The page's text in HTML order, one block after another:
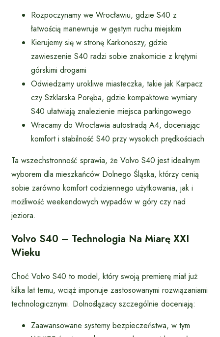
Rozpoczynamy we Wrocławiu, gdzie S40 z
łatwością manewruje w gęstym ruchu miejskim
Kierujemy się w stronę Karkonoszy, gdzie
zawieszenie S40 radzi sobie znakomicie z krętymi
górskimi drogami
Odwiedzamy urokliwe miasteczka, takie jak Karpacz
czy Szklarska Poręba, gdzie kompaktowe wymiary
S40 ułatwiają znalezienie miejsca parkingowego
Wracamy do Wrocławia autostradą A4, doceniając
komfort i stabilność S40 przy wysokich prędkościach
Ta wszechstronność sprawia, że Volvo S40 jest idealnym
wyborem dla mieszkańców Dolnego Śląska, którzy cenią
sobie zarówno komfort codziennego użytkowania, jak i
możliwość weekendowych wypadów w góry czy nad
jeziora.
Volvo S40 – Technologia Na Miarę XXI
Wieku
Choć Volvo S40 to model, który swoją premierę miał już
kilka lat temu, wciąż imponuje zastosowanymi rozwiązaniami
technologicznymi. Dolnoślązacy szczególnie doceniają:
Zaawansowane systemy bezpieczeństwa, w tym